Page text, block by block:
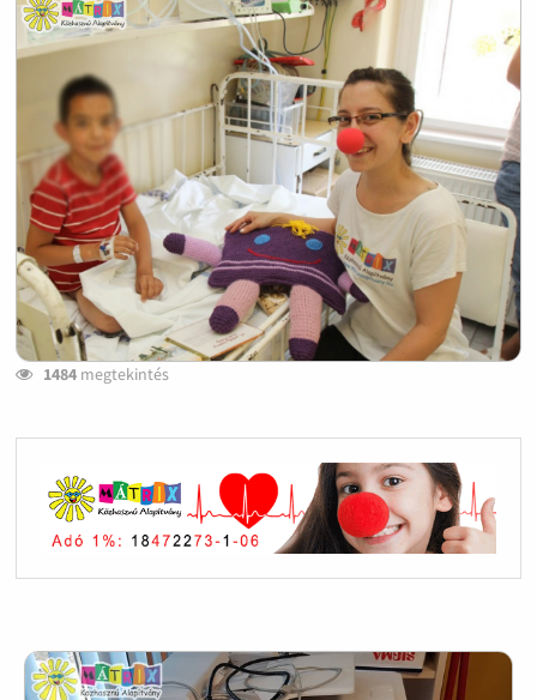
1484megtekintés